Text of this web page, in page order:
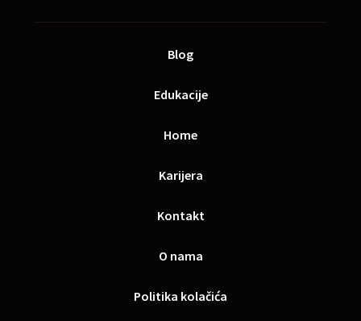
Blog
Edukacije
Home
Karijera
Kontakt
O nama
Politika kolačića